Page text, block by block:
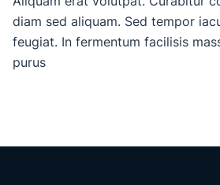
diam sed aliquam. Sed tempor
feugiat. In fermentum facilisis
purus